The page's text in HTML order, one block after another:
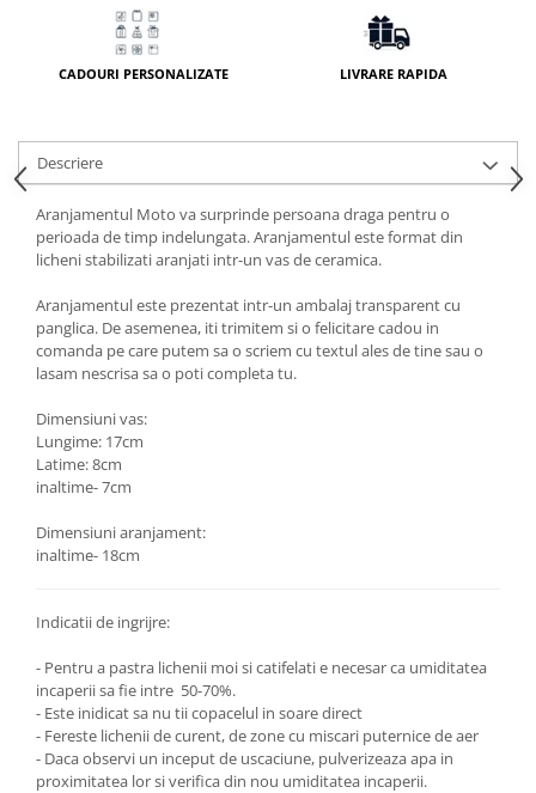
CADOURI PERSONALIZATE LIVRARE RAPIDA
Descriere
Aranjamentul Moto va surprinde persoana draga pentru o
perioada de timp indelungata. Aranjamentul este format din
licheni stabilizati aranjati intr-un vas de ceramica.
Aranjamentul este prezentat intr-un ambalaj transparent cu
panglica. De asemenea, iti trimitem si o felicitare cadou in
comanda pe care putem sa o scriem cu textul ales de tine sau o
lasam nescrisa sa o poti completa tu.
Dimensiuni vas:
Lungime: 17cm
Latime: 8cm
inaltime- 7cm
Dimensiuni aranjament:
inaltime- 18cm
Indicatii de ingrijre:
- Pentru a pastra lichenii moi si catifelati e necesar ca umiditatea
incaperii sa fie intre 50-70%.
- Este inidicat sa nu tii copacelul in soare direct
- Fereste lichenii de curent, de zone cu miscari puternice de aer
- Daca observi un inceput de uscaciune, pulverizeaza apa in
proximitatea lor si verifica din nou umiditatea incaperii.